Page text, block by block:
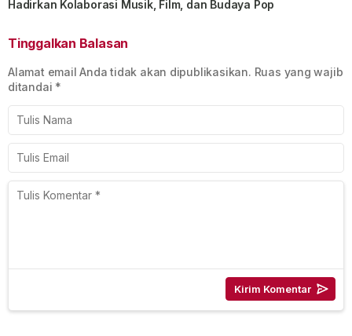
Hadirkan Kolaborasi Musik, Film, dan Budaya Pop
Tinggalkan Balasan
Alamat email Anda tidak akan dipublikasikan. Ruas yang wajib
ditandai *